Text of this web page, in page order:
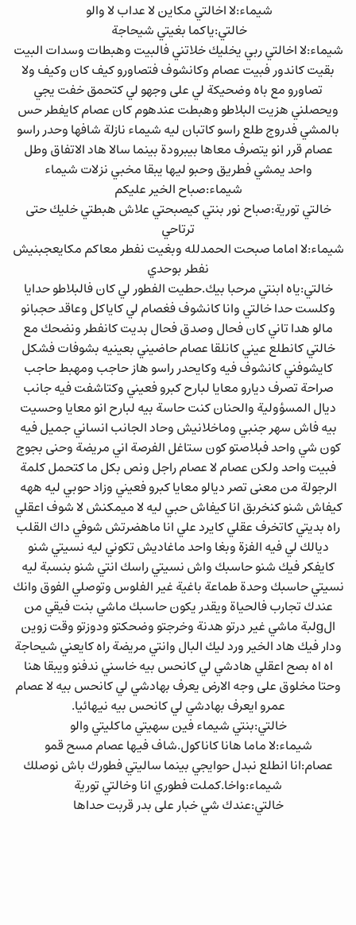
شيماء:لا اخالتي مكاين لا عداب لا والو
خالتي:ياكما بغيتي شيحاجة
شيماء:لا اخالتي ربي يخليك خلاتني فالبيت وهبطات وسدات البيت
بقيت كاندور فبيت عصام وكانشوف فتصاورو كيف كان وكيف ولا
تصاورو مع باه وضحيكة لي على وجهو لي كتحمق خفت يجي
ويحصلني هزيت البلاطو وهبطت عندهوم كان عصام كايفطر حس
بالمشي فدروج طلع راسو كاتبان ليه شيماء نازلة شافها وحدر راسو
عصام قرر انو يتصرف معاها بيبرودة بينما سالا هاد الاتفاق وطل
واحد يمشي فطريق وحبو ليها يبقا مخبي نزلات شيماء
شيماء:صباح الخير عليكم
خالتي تورية:صباح نور بنتي كيصبحتي علاش هبطتي خليك حتى
ترتاحي
شيماء:لا اماما صبحت الحمدلله وبغيت نفطر معاكم مكايعجبنيش
نفطر بوحدي
خالتي:ياه ابنتي مرحبا بيك.حطيت الفطور لي كان فالبلاطو حدايا
وكلست حدا خالتي وانا كانشوف فغصام لي كاياكل وعاقد حجبانو
مالو هدا تاني كان فحال وصدق فحال بديت كانفطر ونضحك مع
خالتي كانطلع عيني كانلقا عصام حاضيني بعينيه بشوفات فشكل
كايشوفني كانشوف فيه وكايحدر راسو هاز حاجب ومهبط حاجب
صراحة تصرف ديارو معايا لبارح كبرو فعيني وكتاشفت فيه جانب
ديال المسؤولية والحنان كنت حاسة بيه لبارح انو معايا وحسيت
بيه فاش سهر جنبي وماخلانيش وحاد الجانب انساني جميل فيه
كون شي واحد فبلاصتو كون ستاغل الفرصة اني مريضة وحنى بجوج
فبيت واحد ولكن عصام لا عصام راجل ونص بكل ما كتحمل كلمة
الرجولة من معنى تصر ديالو معايا كبرو فعيني وزاد حوبي ليه ههه
كيفاش شنو كنخربق انا كيفاش حبي ليه لا ميمكنش لا شوف اعقلي
راه بديتي كاتخرف عقلي كايرد علي انا ماهضرتش شوفي داك القلب
ديالك لي فيه الفزة وبغا واحد ماغاديش تكوني ليه نسيتي شنو
كايفكر فيك شنو حاسبك واش نسيتي راسك انتي شنو بنسبة ليه
نسيتي حاسبك وحدة طماعة باغية غير الفلوس وتوصلي الفوق وانك
عندك تجارب فالحياة ويقدر يكون حاسبك ماشي بنت فيقي من
الgلبة ماشي غير درتو هدنة وخرجتو وضحكتو ودوزتو وقت زوين
ودار فيك هاد الخير ورد ليك البال وانتي مريضة راه كايعني شيحاجة
اه اه بصح اعقلي هادشي لي كانحس بيه خاسني ندفنو ويبقا هنا
وحتا مخلوق على وجه الارض يعرف بهادشي لي كانحس بيه لا عصام
عمرو ايعرف بهادشي لي كانحس بيه نيهائيا.
خالتي:بنتي شيماء فين سهيتي ماكليتي والو
شيماء:لا ماما هانا كاناكول.شاف فيها عصام مسح قمو
عصام:انا انطلع نبدل حوايجي بينما ساليتي فطورك باش نوصلك
شيماء:واخا.كملت فطوري انا وخالتي تورية
خالتي:عندك شي خبار على بدر قربت حداها